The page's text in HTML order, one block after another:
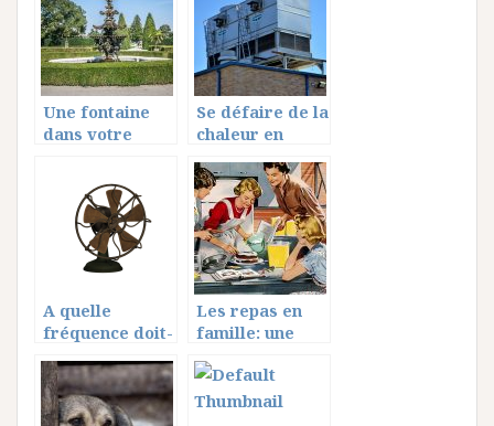
Une fontaine
dans votre
pensez-vous?
Se défaire de la
chaleur en
estivale, un
vrai défi au
quotidien
A quelle
fréquence doit-
dépoussiérer
son
ventilateur?
Les repas en
famille: une
capitale